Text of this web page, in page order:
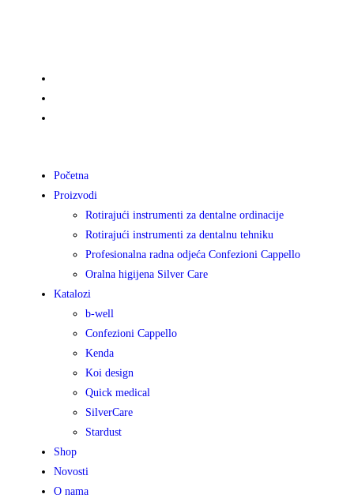
Početna
Proizvodi
Rotirajući instrumenti za dentalne ordinacije
Rotirajući instrumenti za dentalnu tehniku
Profesionalna radna odjeća Confezioni Cappello
Oralna higijena Silver Care
Katalozi
b-well
Confezioni Cappello
Kenda
Koi design
Quick medical
SilverCare
Stardust
Shop
Novosti
O nama